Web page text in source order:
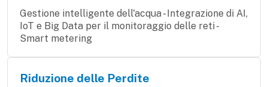
Gestione intelligente dell'acqua - Integrazione di AI,
IoT e Big Data per il monitoraggio delle reti -
Smart metering
Riduzione delle Perdite